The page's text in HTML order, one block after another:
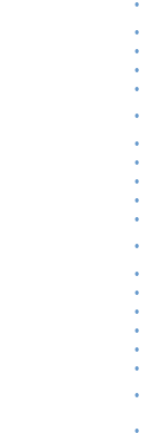
•
•
•
•
•
•
•
•
•
•
•
•
•
•
•
•
•
•
•